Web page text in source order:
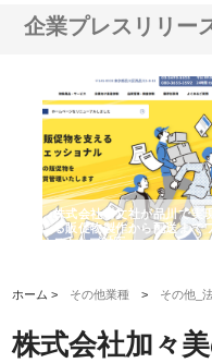
企業プレスリリー
株式会社耕文社が品川で実
る販促物製作から配送まで
ストップ対応
ホーム > その他業種 > その他_
株式会社加々